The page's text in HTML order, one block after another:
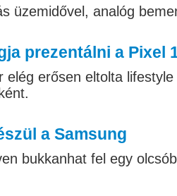
üzemidővel, analóg
prezentálni a Pixel
elég erősen eltolta
a Samsung
bukkanhat fel egy